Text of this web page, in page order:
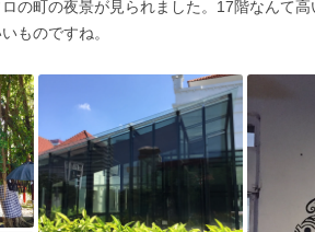
の町の夜景が見られました。17階なんて
ものですね。